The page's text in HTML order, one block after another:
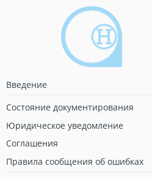
Введение
Состояние документирования
Юридическое уведомление
Соглашения
Правила сообщения об ошибках